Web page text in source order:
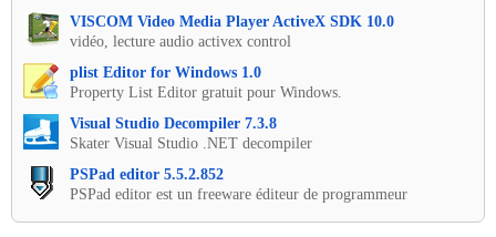
VISCOM Video Media Player ActiveX SDK 10.0
vidéo, lecture audio activex control
plist Editor for Windows 1.0
Property List Editor gratuit pour Windows.
Visual Studio Decompiler 7.3.8
Skater Visual Studio .NET decompiler
PSPad editor 5.5.2.852
PSPad editor est un freeware éditeur de programmeur